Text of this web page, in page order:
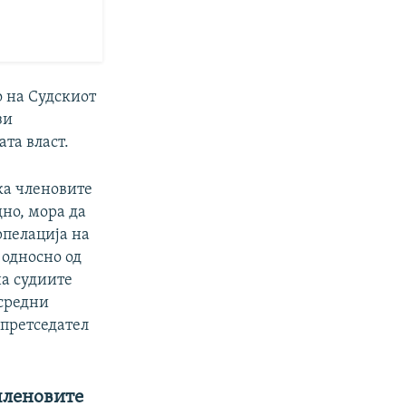
на Судскиот
власт.
членовите
мора да
на
од
судиите